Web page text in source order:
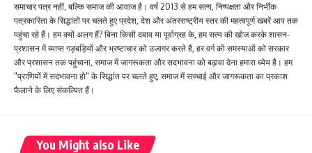
समाचार पत्र नहीं, बल्कि समाज की आवाज है। वर्ष 2013 से हम सत्य, निष्पक्षता और निर्भीक
पत्रकारिता के सिद्धांतों पर चलते हुए प्रदेश, देश और अंतरराष्ट्रीय स्तर की महत्वपूर्ण खबरें आप तक
पहुंचा रहे हैं। हम क्यों अलग हैं? बिना किसी दबाव या पूर्वाग्रह के, हम सत्य की खोज करके शासन-
प्रशासन में व्याप्त गड़बड़ियों और भ्रष्टाचार को उजागर करते है, हर वर्ग की समस्याओं को सरकार
और प्रशासन तक पहुंचाना, समाज में जागरूकता और सदभावना को बढ़ावा देना हमारा ध्येय है। हम
"प्राणियों में सदभावना हो" के सिद्धांत पर चलते हुए, समाज में सच्चाई और जागरूकता का प्रकाश
फैलाने के लिए संकल्पित हैं।
You Might also Like